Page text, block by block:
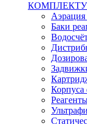
Аэрация
Баки
Корпуса